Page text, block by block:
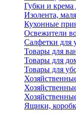
Губки и крема
Изолента,
Кухонные
Освежители
Салфетки для
Товары для
Товары для
Товары для
Ящики,